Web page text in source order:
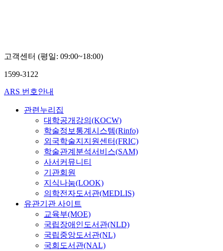
고객센터 (평일: 09:00~18:00)
1599-3122
ARS 번호안내
관련누리집
대학공개강의(KOCW)
학술정보통계시스템(Rinfo)
외국학술지지원센터(FRIC)
학술관계분석서비스(SAM)
사서커뮤니티
기관회원
지식나눔(LOOK)
의학전자도서관(MEDLIS)
유관기관 사이트
교육부(MOE)
국립장애인도서관(NLD)
국립중앙도서관(NL)
국회도서관(NAL)